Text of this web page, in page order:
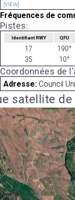
[VIEW]
Fréquences de
Pistes:
Identifiant RWY QFU
17 190°
35
10°
Coordonnées de
Adresse: Council
satellite de